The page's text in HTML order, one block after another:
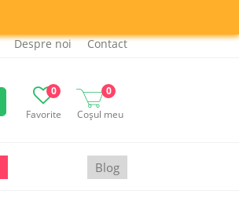
Despre noi Contact
Favorite
0
Coșul meu
0
Blog